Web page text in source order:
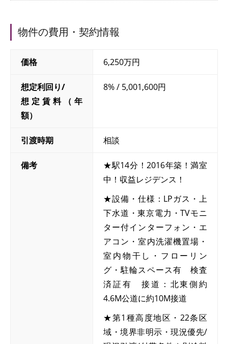
物件の費用・契約情報
価格 6,250万円
想定利回り/
想定賃料（年
額）
8% / 5,001,600円
引渡時期 相談
備考
★駅14分！2016年築！満室
中！収益レジデンス！
★設備・仕様：LPガス・上
下水道・東京電力・TVモニ
ター付インターフォン・エ
アコン・室内洗濯機置場・
室内物干し・フローリン
グ・駐輪スペース有 検査
済証有 接道：北東側約
4.6M公道に約10M接道
★第1種高度地区・22条区
域・境界非明示・現況優先/